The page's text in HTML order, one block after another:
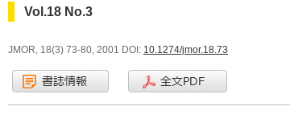
Vol.18 No.3
JMOR, 18(3) 73-80, 2001 DOI: 10.1274/jmor.18.73